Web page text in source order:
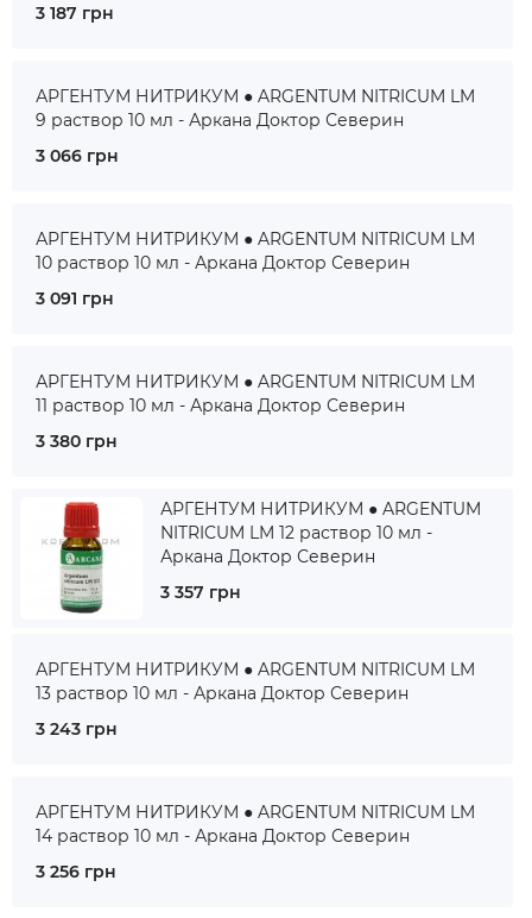
3 187 грн
АРГЕНТУМ НИТРИКУМ ● ARGENTUM NITRICUM LM
9 раствор 10 мл - Аркана Доктор Северин
3 066 грн
АРГЕНТУМ НИТРИКУМ ● ARGENTUM NITRICUM LM
10 раствор 10 мл - Аркана Доктор Северин
3 091 грн
АРГЕНТУМ НИТРИКУМ ● ARGENTUM NITRICUM LM
11 раствор 10 мл - Аркана Доктор Северин
3 380 грн
АРГЕНТУМ НИТРИКУМ ● ARGENTUM
NITRICUM LM 12 раствор 10 мл -
Аркана Доктор Северин
3 357 грн
АРГЕНТУМ НИТРИКУМ ● ARGENTUM NITRICUM LM
13 раствор 10 мл - Аркана Доктор Северин
3 243 грн
АРГЕНТУМ НИТРИКУМ ● ARGENTUM NITRICUM LM
14 раствор 10 мл - Аркана Доктор Северин
3 256 грн